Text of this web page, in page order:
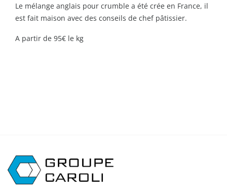
Le mélange anglais pour crumble a été crée en France, il
est fait maison avec des conseils de chef pâtissier.
A partir de 95€ le kg